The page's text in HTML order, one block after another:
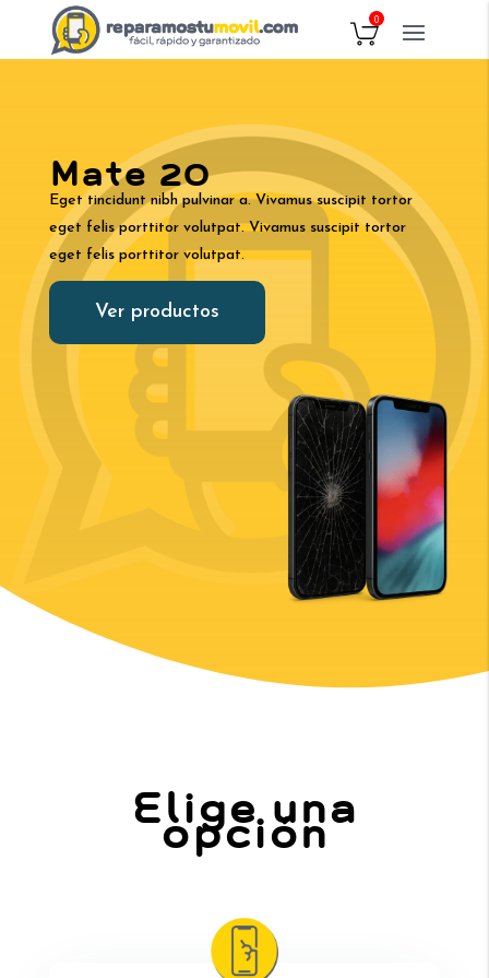
0
Mate 20
Eget tincidunt nibh pulvinar a. Vivamus suscipit tortor
eget felis porttitor volutpat. Vivamus suscipit tortor
eget felis porttitor volutpat.
Ver productos
Elige una
opción